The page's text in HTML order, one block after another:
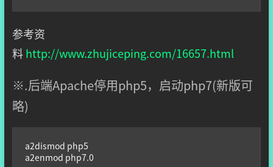
参考资
料http://www.zhujiceping.com/16657.html
※.后端Apache停用php5，启动php7(新版可
略)
a2dismod php5
a2enmod php7.0